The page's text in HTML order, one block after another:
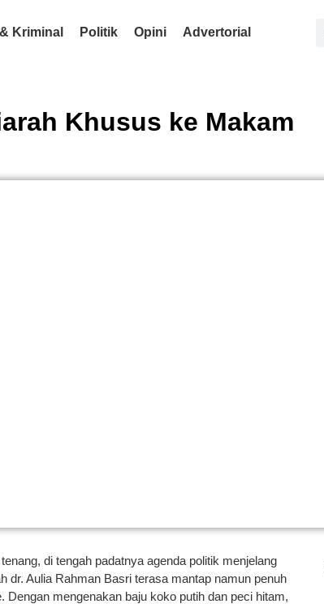
Kriminal Politik Opini Advertorial
Khusus ke Makam
di tengah padatnya agenda politik menjelang
dr. Aulia Rahman Basri terasa mantap namun penuh
mengenakan baju koko putih dan peci hitam,